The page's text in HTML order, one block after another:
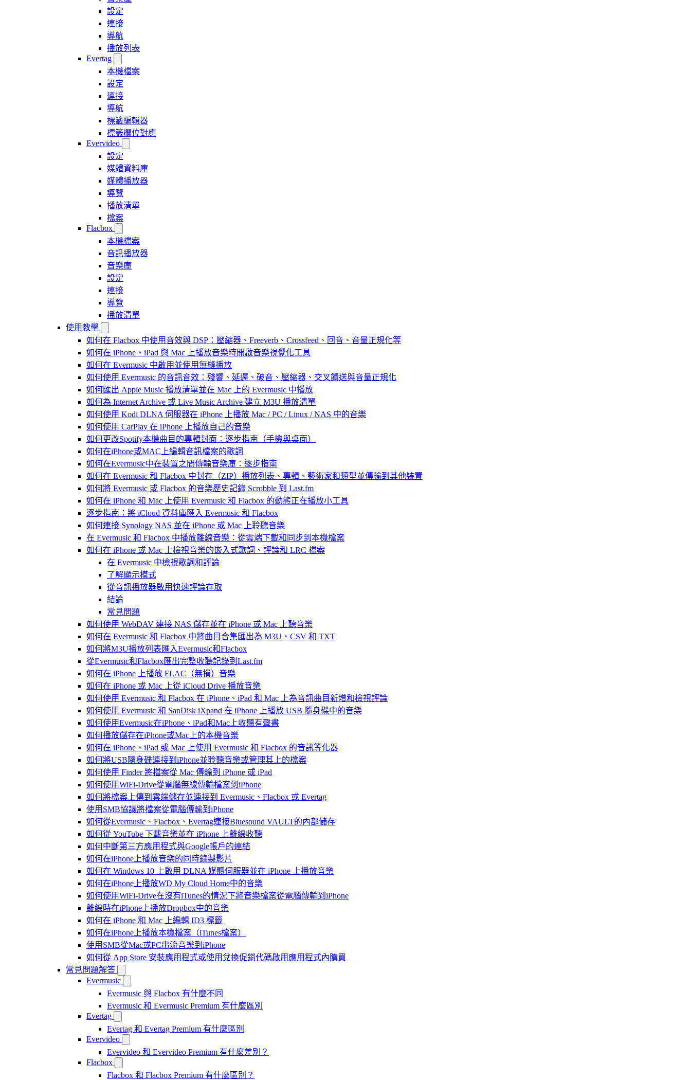
設定
連接
導航
播放列表
Evertag
本機檔案
設定
連接
導航
標籤編輯器
標籤欄位對應
Evervideo
設定
媒體資料庫
媒體播放器
導覽
播放清單
檔案
Flacbox
本機檔案
音訊播放器
音樂庫
設定
連接
導覽
播放清單
使用教學
如何在 Flacbox 中使用音效與 DSP：壓縮器、Freeverb、Crossfeed、回音、音量正規化等
如何在 iPhone、iPad 與 Mac 上播放音樂時開啟音樂視覺化工具
如何在 Evermusic 中啟用並使用無縫播放
如何使用 Evermusic 的音訊音效：殘響、延遲、破音、壓縮器、交叉饋送與音量正規化
如何匯出 Apple Music 播放清單並在 Mac 上的 Evermusic 中播放
如何為 Internet Archive 或 Live Music Archive 建立 M3U 播放清單
如何使用 Kodi DLNA 伺服器在 iPhone 上播放 Mac / PC / Linux / NAS 中的音樂
如何使用 CarPlay 在 iPhone 上播放自己的音樂
如何更改Spotify本機曲目的專輯封面：逐步指南（手機與桌面）
如何在iPhone或MAC上編輯音訊檔案的歌詞
如何在Evermusic中在裝置之間傳輸音樂庫：逐步指南
如何在 Evermusic 和 Flacbox 中封存（ZIP）播放列表、專輯、藝術家和類型並傳輸到其他裝置
如何將 Evermusic 或 Flacbox 的音樂歷史記錄 Scrobble 到 Last.fm
如何在 iPhone 和 Mac 上使用 Evermusic 和 Flacbox 的動態正在播放小工具
逐步指南：將 iCloud 資料庫匯入 Evermusic 和 Flacbox
如何連接 Synology NAS 並在 iPhone 或 Mac 上聆聽音樂
在 Evermusic 和 Flacbox 中播放離線音樂：從雲端下載和同步到本機檔案
如何在 iPhone 或 Mac 上檢視音樂的嵌入式歌詞、評論和 LRC 檔案
在 Evermusic 中檢視歌詞和評論
了解顯示模式
從音訊播放器啟用快速評論存取
結論
常見問題
如何使用 WebDAV 連接 NAS 儲存並在 iPhone 或 Mac 上聽音樂
如何在 Evermusic 和 Flacbox 中將曲目合集匯出為 M3U、CSV 和 TXT
如何將M3U播放列表匯入Evermusic和Flacbox
從Evermusic和Flacbox匯出完整收聽記錄到Last.fm
如何在 iPhone 上播放 FLAC（無損）音樂
如何在 iPhone 或 Mac 上從 iCloud Drive 播放音樂
如何使用 Evermusic 和 Flacbox 在 iPhone、iPad 和 Mac 上為音訊曲目新增和檢視評論
如何使用 Evermusic 和 SanDisk iXpand 在 iPhone 上播放 USB 隨身碟中的音樂
如何使用Evermusic在iPhone、iPad和Mac上收聽有聲書
如何播放儲存在iPhone或Mac上的本機音樂
如何在 iPhone、iPad 或 Mac 上使用 Evermusic 和 Flacbox 的音訊等化器
如何將USB隨身碟連接到iPhone並聆聽音樂或管理其上的檔案
如何使用 Finder 將檔案從 Mac 傳輸到 iPhone 或 iPad
如何使用WiFi-Drive從電腦無線傳輸檔案到iPhone
如何將檔案上傳到雲端儲存並連接到 Evermusic、Flacbox 或 Evertag
使用SMB協議將檔案從電腦傳輸到iPhone
如何從Evermusic、Flacbox、Evertag連接Bluesound VAULT的內部儲存
如何從 YouTube 下載音樂並在 iPhone 上離線收聽
如何中斷第三方應用程式與Google帳戶的連結
如何在iPhone上播放音樂的同時錄製影片
如何在 Windows 10 上啟用 DLNA 媒體伺服器並在 iPhone 上播放音樂
如何在iPhone上播放WD My Cloud Home中的音樂
如何使用WiFi-Drive在沒有iTunes的情況下將音樂檔案從電腦傳輸到iPhone
離線時在iPhone上播放Dropbox中的音樂
如何在 iPhone 和 Mac 上編輯 ID3 標籤
如何在iPhone上播放本機檔案（iTunes檔案）
使用SMB從Mac或PC串流音樂到iPhone
如何從 App Store 安裝應用程式或使用兌換促銷代碼啟用應用程式內購買
常見問題解答
Evermusic
Evermusic 與 Flacbox 有什麼不同
Evermusic 和 Evermusic Premium 有什麼區別
Evertag
Evertag 和 Evertag Premium 有什麼區別
Evervideo
Evervideo 和 Evervideo Premium 有什麼差別？
Flacbox
Flacbox 和 Flacbox Premium 有什麼區別？